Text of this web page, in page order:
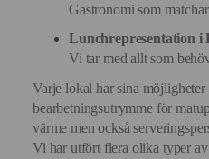
Gastronomi som
Lunchrepresentation i
Vi tar med allt som
Varje lokal har sina
bearbetningsutrymme för
värme men också
Vi har utfört flera olika typer